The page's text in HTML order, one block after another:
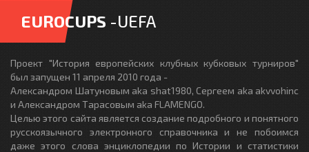
EUROCUPS -UEFA
Проект "История европейских клубных кубковых турниров"
был запущен 11 апреля 2010 года -
Александром Шатуновым aka shat1980, Сергеем aka akvvohinc
и Александром Тарасовым aka FLAMENGO.
Целью этого сайта является создание подробного и понятного
русскоязычного электронного справочника и не побоимся
даже этого слова энциклопедии по Истории и статистики